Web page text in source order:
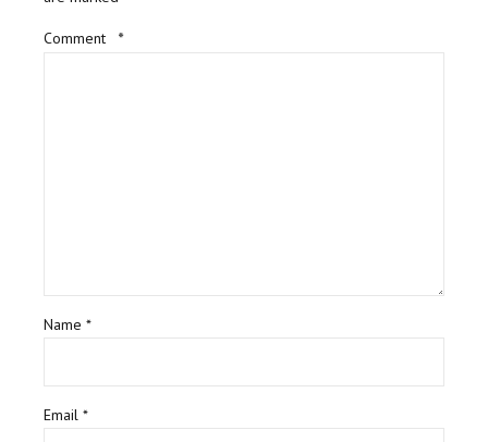
Comment *
Name *
Email *